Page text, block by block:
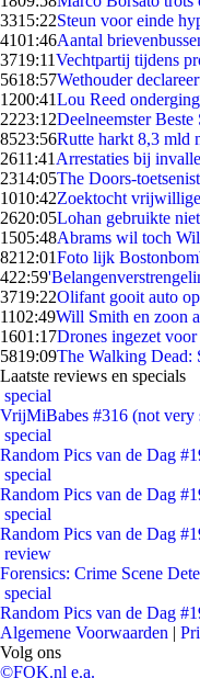
3315:22Steun voor einde
4101:46Aantal
3719:11Vechtpartij tijdens
5618:57Wethouder
1200:41Lou Reed
2223:12Deelneemster
8523:56Rutte harkt 8,3 mld
2611:41 Arrestaties bij
2314:05The Doors-
1010:42Zoektocht
2620:05Lohan gebruikte
1505:48Abrams wil toch
8212:01Foto lijk
422:59
3719:22Olifant gooit auto
1102:49Will Smith en zoon
1601:17Drones ingezet
5819:09The Walking Dead:
Laatste reviews en specials
special
VrijMiBabes #316 (not very
special
Random Pics van de Dag
special
Random Pics van de Dag
special
Random Pics van de Dag
review
Forensics: Crime Scene
special
Random Pics van de Dag
Algemene Voorwaarden |
Volg ons
©FOK.nl e.a.